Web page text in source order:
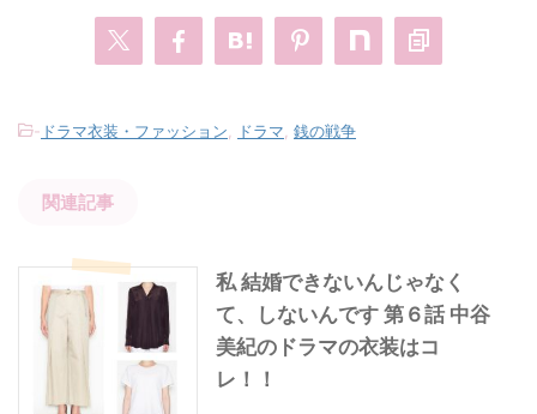
- ドラマ衣装・ファッション ドラマ 銭の戦争
関連記事
私 結婚できないんじゃなく
て、しないんです 第６話 中谷
美紀のドラマの衣装はコ
レ！！